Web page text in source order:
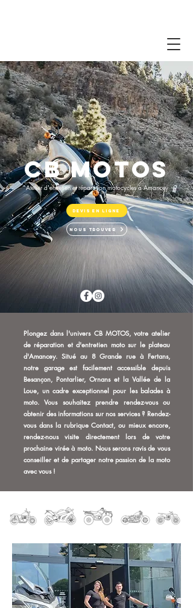
cb motos
Atelier d'entretien et réparation motocycles à Amancey
DEVIS EN LIGNE
nous trouver
Plongez dans l'univers CB MOTOS, votre atelier
de réparation et d'entretien moto sur le plateau
d'Amancey. Situé au 8 Grande rue à Fertans,
notre garage est facilement accessible depuis
Besançon, Pontarlier, Ornans et la Vallée de la
Loue, un cadre exceptionnel pour les balades à
moto. Vous souhaitez prendre rendez-vous ou
obtenir des informations sur nos services ? Rendez-
vous dans la rubrique Contact, ou mieux encore,
rendez-nous visite directement lors de votre
prochaine virée à moto. Nous serons ravis de vous
conseiller et de partager notre passion de la moto
avec vous !